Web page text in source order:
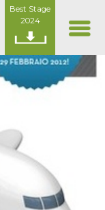
Best Stage
2024